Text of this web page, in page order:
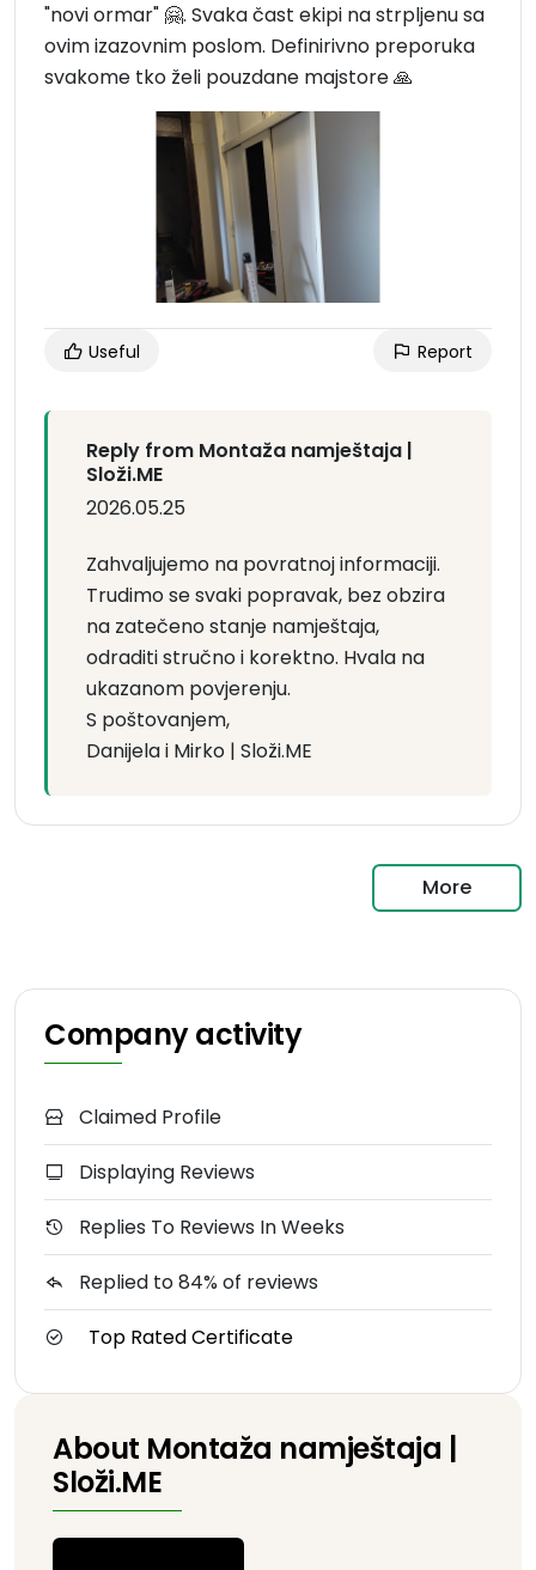
"novi ormar" 🤗. Svaka čast ekipi na strpljenu sa
ovim izazovnim poslom. Definirivno preporuka
svakome tko želi pouzdane majstore 🙏
Useful Report
Reply from Montaža namještaja |
Složi.ME
2026.05.25
Zahvaljujemo na povratnoj informaciji.
Trudimo se svaki popravak, bez obzira
na zatečeno stanje namještaja,
odraditi stručno i korektno. Hvala na
ukazanom povjerenju.
S poštovanjem,
Danijela i Mirko | Složi.ME
More
Company activity
Claimed Profile
Displaying Reviews
Replies To Reviews In Weeks
Replied to 84% of reviews
Top Rated Certificate
About Montaža namještaja |
Složi.ME